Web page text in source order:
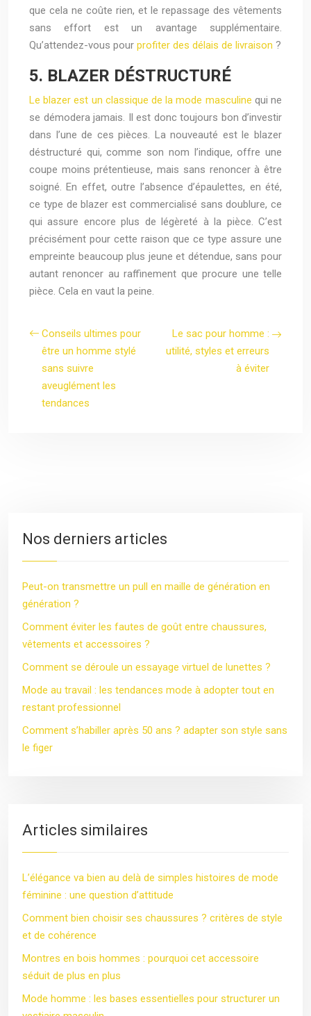
que cela ne coûte rien, et le repassage des vêtements
sans effort est un avantage supplémentaire.
Qu’attendez-vous pour profiter des délais de livraison ?
5. BLAZER DÉSTRUCTURÉ
Le blazer est un classique de la mode masculine qui ne
se démodera jamais. Il est donc toujours bon d’investir
dans l’une de ces pièces. La nouveauté est le blazer
déstructuré qui, comme son nom l’indique, offre une
coupe moins prétentieuse, mais sans renoncer à être
soigné. En effet, outre l’absence d’épaulettes, en été,
ce type de blazer est commercialisé sans doublure, ce
qui assure encore plus de légèreté à la pièce. C’est
précisément pour cette raison que ce type assure une
empreinte beaucoup plus jeune et détendue, sans pour
autant renoncer au raffinement que procure une telle
pièce. Cela en vaut la peine.
Conseils ultimes pour
être un homme stylé
sans suivre
aveuglément les
tendances
Le sac pour homme :
utilité, styles et erreurs
à éviter
Nos derniers articles
Peut-on transmettre un pull en maille de génération en
génération ?
Comment éviter les fautes de goût entre chaussures,
vêtements et accessoires ?
Comment se déroule un essayage virtuel de lunettes ?
Mode au travail : les tendances mode à adopter tout en
restant professionnel
Comment s’habiller après 50 ans ? adapter son style sans
le figer
Articles similaires
L’élégance va bien au delà de simples histoires de mode
féminine : une question d’attitude
Comment bien choisir ses chaussures ? critères de style
et de cohérence
Montres en bois hommes : pourquoi cet accessoire
séduit de plus en plus
Mode homme : les bases essentielles pour structurer un